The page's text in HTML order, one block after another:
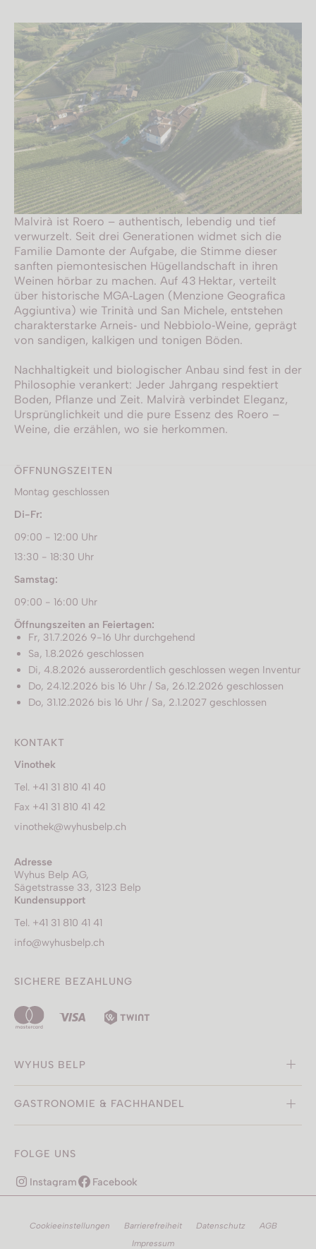
Malvirà ist Roero – authentisch, lebendig und tief
verwurzelt. Seit drei Generationen widmet sich die
Familie Damonte der Aufgabe, die Stimme dieser
sanften piemontesischen Hügellandschaft in ihren
Weinen hörbar zu machen. Auf 43 Hektar, verteilt
über historische MGA‑Lagen (Menzione Geografica
Aggiuntiva) wie Trinità und San Michele, entstehen
charakterstarke Arneis‑ und Nebbiolo‑Weine, geprägt
von sandigen, kalkigen und tonigen Böden.
Nachhaltigkeit und biologischer Anbau sind fest in der
Philosophie verankert: Jeder Jahrgang respektiert
Boden, Pflanze und Zeit. Malvirà verbindet Eleganz,
Ursprünglichkeit und die pure Essenz des Roero –
Weine, die erzählen, wo sie herkommen.
ÖFFNUNGSZEITEN
Montag geschlossen
Di-Fr:
09:00 - 12:00 Uhr
13:30 - 18:30 Uhr
Samstag:
09:00 - 16:00 Uhr
Öffnungszeiten an Feiertagen:
Fr, 31.7.2026 9-16 Uhr durchgehend
Sa, 1.8.2026 geschlossen
Di, 4.8.2026 ausserordentlich geschlossen wegen Inventur
Do, 24.12.2026 bis 16 Uhr / Sa, 26.12.2026 geschlossen
Do, 31.12.2026 bis 16 Uhr / Sa, 2.1.2027 geschlossen
KONTAKT
Vinothek
Tel. +41 31 810 41 40
Fax +41 31 810 41 42
vinothek@wyhusbelp.ch
Adresse
Wyhus Belp AG,
Sägetstrasse 33, 3123 Belp
Kundensupport
Tel. +41 31 810 41 41
info@wyhusbelp.ch
SICHERE BEZAHLUNG
WYHUS BELP
GASTRONOMIE & FACHHANDEL
FOLGE UNS
Instagram Facebook
Cookieeinstellungen Barrierefreiheit Datenschutz
AGB
Impressum